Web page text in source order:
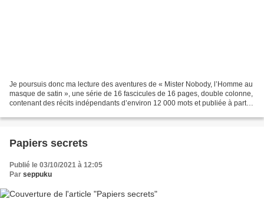
Je poursuis donc ma lecture des aventures de « Mister Nobody, l’Homme au
masque de satin », une série de 16 fascicules de 16 pages, double colonne,
contenant des récits indépendants d’environ 12 000 mots et publiée à partir
Papiers secrets
Publié le 03/10/2021 à 12:05
Par seppuku